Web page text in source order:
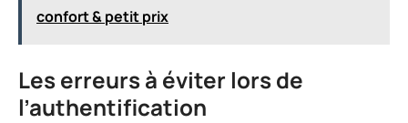
confort & petit prix
Les erreurs à éviter lors de
l’authentification